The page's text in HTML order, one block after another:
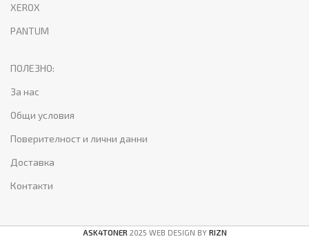
XEROX
PANTUM
ПОЛЕЗНО:
За нас
Общи условия
Поверителност и лични данни
Доставка
Контакти
ASK4TONER 2025 WEB DESIGN BY RIZN